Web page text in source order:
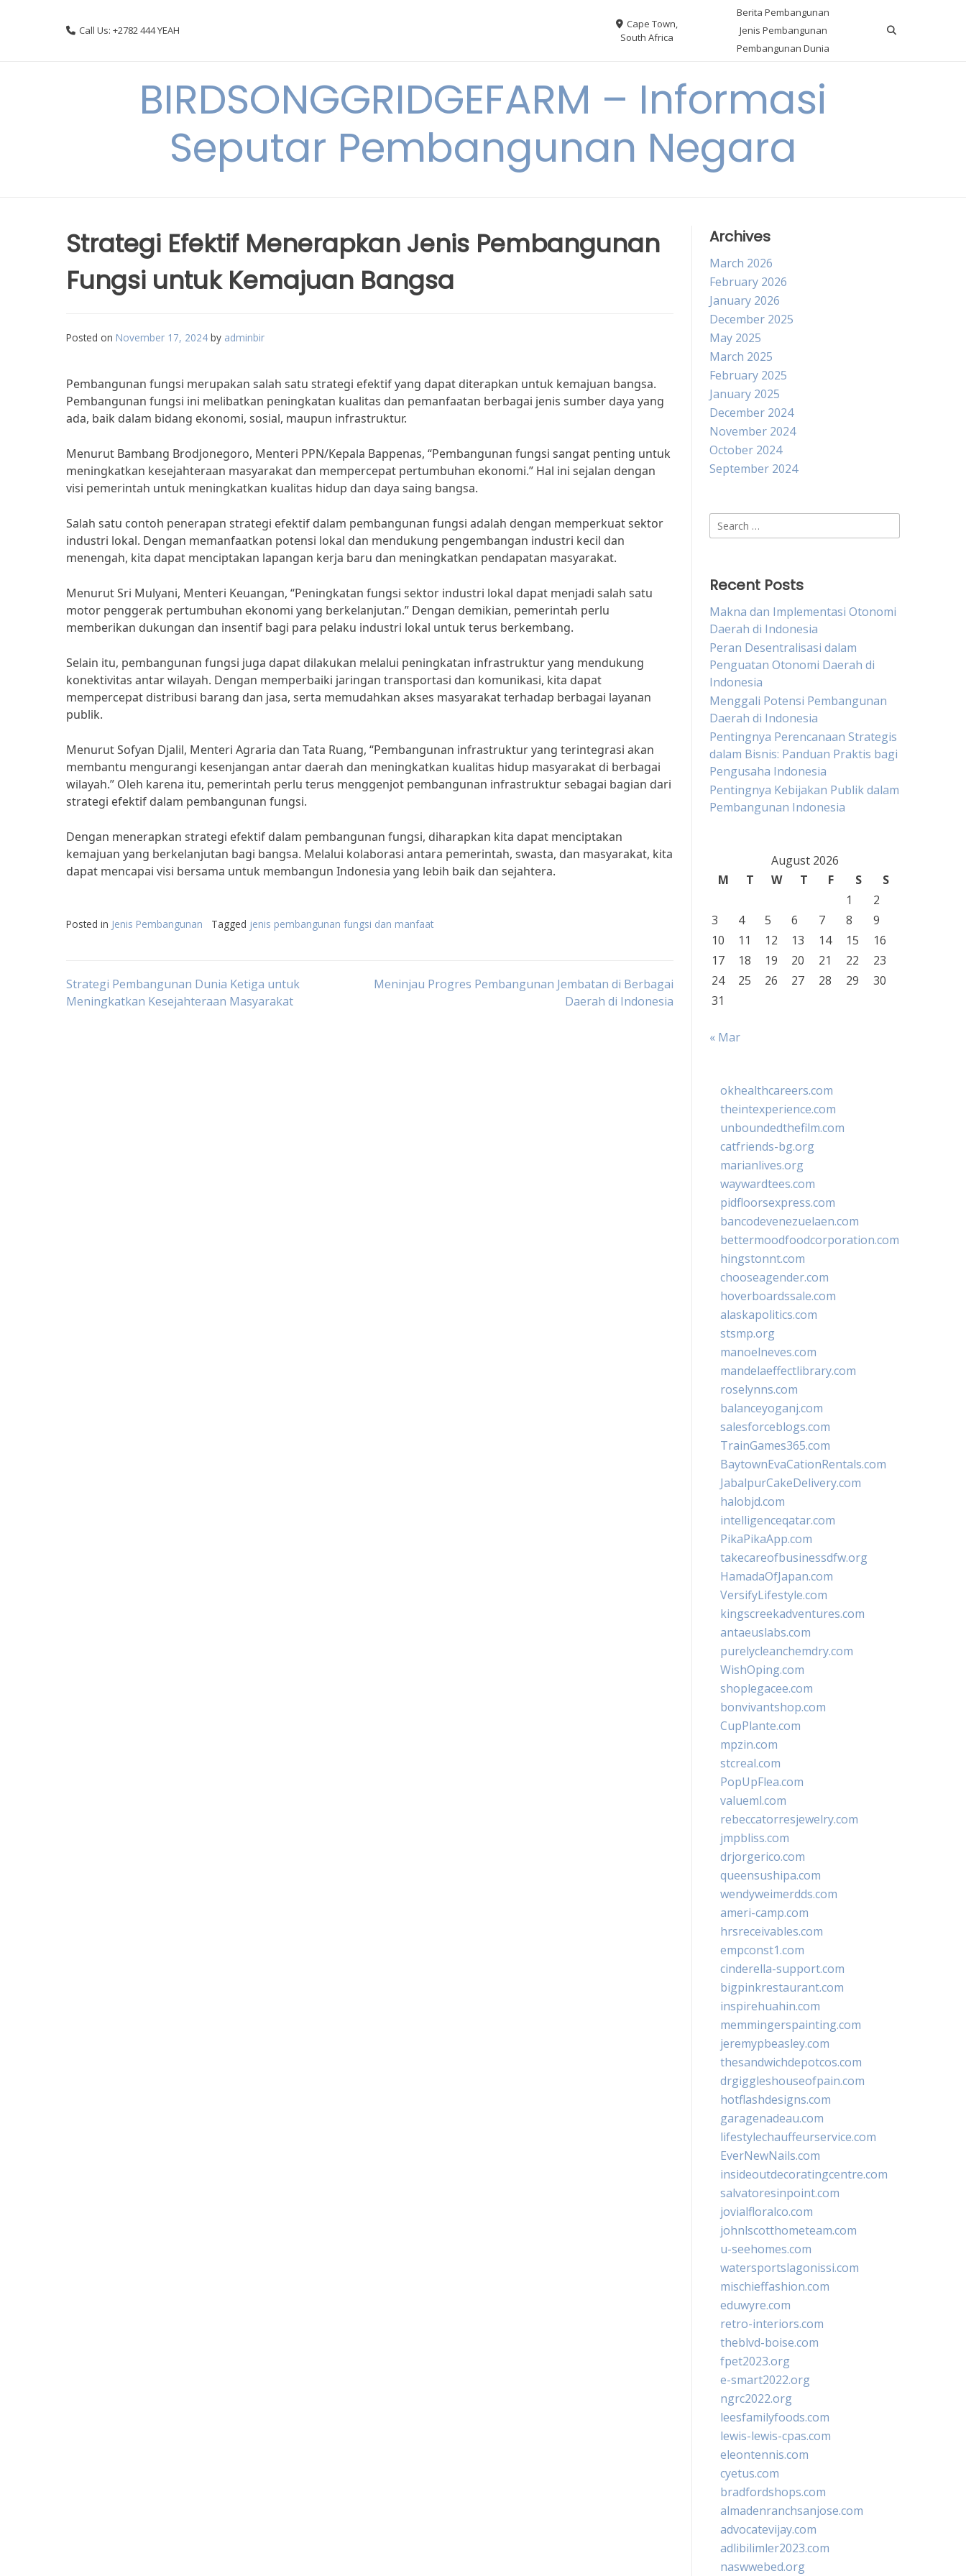
Call Us: +2782 444 YEAH
Cape Town,
South Africa
Berita Pembangunan
Jenis Pembangunan
Pembangunan Dunia
BIRDSONGGRIDGEFARM – Informasi
Seputar Pembangunan Negara
Strategi Efektif Menerapkan Jenis Pembangunan
Fungsi untuk Kemajuan Bangsa
Posted on November 17, 2024 by adminbir
Pembangunan fungsi merupakan salah satu strategi efektif yang dapat diterapkan untuk kemajuan bangsa.
Pembangunan fungsi ini melibatkan peningkatan kualitas dan pemanfaatan berbagai jenis sumber daya yang
ada, baik dalam bidang ekonomi, sosial, maupun infrastruktur.
Menurut Bambang Brodjonegoro, Menteri PPN/Kepala Bappenas, “Pembangunan fungsi sangat penting untuk
meningkatkan kesejahteraan masyarakat dan mempercepat pertumbuhan ekonomi.” Hal ini sejalan dengan
visi pemerintah untuk meningkatkan kualitas hidup dan daya saing bangsa.
Salah satu contoh penerapan strategi efektif dalam pembangunan fungsi adalah dengan memperkuat sektor
industri lokal. Dengan memanfaatkan potensi lokal dan mendukung pengembangan industri kecil dan
menengah, kita dapat menciptakan lapangan kerja baru dan meningkatkan pendapatan masyarakat.
Menurut Sri Mulyani, Menteri Keuangan, “Peningkatan fungsi sektor industri lokal dapat menjadi salah satu
motor penggerak pertumbuhan ekonomi yang berkelanjutan.” Dengan demikian, pemerintah perlu
memberikan dukungan dan insentif bagi para pelaku industri lokal untuk terus berkembang.
Selain itu, pembangunan fungsi juga dapat dilakukan melalui peningkatan infrastruktur yang mendukung
konektivitas antar wilayah. Dengan memperbaiki jaringan transportasi dan komunikasi, kita dapat
mempercepat distribusi barang dan jasa, serta memudahkan akses masyarakat terhadap berbagai layanan
publik.
Menurut Sofyan Djalil, Menteri Agraria dan Tata Ruang, “Pembangunan infrastruktur yang terintegrasi akan
membantu mengurangi kesenjangan antar daerah dan meningkatkan kualitas hidup masyarakat di berbagai
wilayah.” Oleh karena itu, pemerintah perlu terus menggenjot pembangunan infrastruktur sebagai bagian dari
strategi efektif dalam pembangunan fungsi.
Dengan menerapkan strategi efektif dalam pembangunan fungsi, diharapkan kita dapat menciptakan
kemajuan yang berkelanjutan bagi bangsa. Melalui kolaborasi antara pemerintah, swasta, dan masyarakat, kita
dapat mencapai visi bersama untuk membangun Indonesia yang lebih baik dan sejahtera.
Posted in Jenis Pembangunan Tagged jenis pembangunan fungsi dan manfaat
Post
Strategi Pembangunan Dunia Ketiga untuk
Meningkatkan Kesejahteraan Masyarakat
Meninjau Progres Pembangunan Jembatan di Berbagai
Daerah di Indonesia
Archives
March 2026
February 2026
January 2026
December 2025
May 2025
March 2025
February 2025
January 2025
December 2024
November 2024
October 2024
September 2024
Search
for:
Recent Posts
Makna dan Implementasi Otonomi
Daerah di Indonesia
Peran Desentralisasi dalam
Penguatan Otonomi Daerah di
Indonesia
Menggali Potensi Pembangunan
Daerah di Indonesia
Pentingnya Perencanaan Strategis
dalam Bisnis: Panduan Praktis bagi
Pengusaha Indonesia
Pentingnya Kebijakan Publik dalam
Pembangunan Indonesia
August 2026
M
T W T F S
S
1
2
3
4 5 6 7 8
9
10
11 12 13 14 15
16
17
18 19 20 21 22
23
24
25 26 27 28 29
30
31
« Mar
okhealthcareers.com
theintexperience.com
unboundedthefilm.com
catfriends-bg.org
marianlives.org
waywardtees.com
pidfloorsexpress.com
bancodevenezuelaen.com
bettermoodfoodcorporation.com
hingstonnt.com
chooseagender.com
hoverboardssale.com
alaskapolitics.com
stsmp.org
manoelneves.com
mandelaeffectlibrary.com
roselynns.com
balanceyoganj.com
salesforceblogs.com
TrainGames365.com
BaytownEvaCationRentals.com
JabalpurCakeDelivery.com
halobjd.com
intelligenceqatar.com
PikaPikaApp.com
takecareofbusinessdfw.org
HamadaOfJapan.com
VersifyLifestyle.com
kingscreekadventures.com
antaeuslabs.com
purelycleanchemdry.com
WishOping.com
shoplegacee.com
bonvivantshop.com
CupPlante.com
mpzin.com
stcreal.com
PopUpFlea.com
valueml.com
rebeccatorresjewelry.com
jmpbliss.com
drjorgerico.com
queensushipa.com
wendyweimerdds.com
ameri-camp.com
hrsreceivables.com
empconst1.com
cinderella-support.com
bigpinkrestaurant.com
inspirehuahin.com
memmingerspainting.com
jeremypbeasley.com
thesandwichdepotcos.com
drgiggleshouseofpain.com
hotflashdesigns.com
garagenadeau.com
lifestylechauffeurservice.com
EverNewNails.com
insideoutdecoratingcentre.com
salvatoresinpoint.com
jovialfloralco.com
johnlscotthometeam.com
u-seehomes.com
watersportslagonissi.com
mischieffashion.com
eduwyre.com
retro-interiors.com
theblvd-boise.com
fpet2023.org
e-smart2022.org
ngrc2022.org
leesfamilyfoods.com
lewis-lewis-cpas.com
eleontennis.com
cyetus.com
bradfordshops.com
almadenranchsanjose.com
advocatevijay.com
adlibilimler2023.com
naswwebed.org